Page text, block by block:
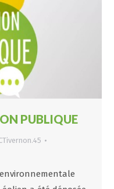
PUBLIQUE